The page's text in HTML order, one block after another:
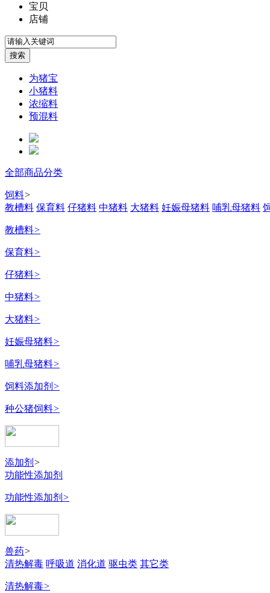
宝贝
店铺
为猪宝
小猪料
浓缩料
预混料
全部商品分类
饲料>
教槽料 保育料 仔猪料 中猪料 大猪料 妊娠母猪料 哺乳母猪料
教槽料>
保育料>
仔猪料>
中猪料>
大猪料>
妊娠母猪料>
哺乳母猪料>
饲料添加剂 >
种公猪饲料>
添加剂 >
功能性添加剂
功能性添加剂 >
兽药>
清热解毒 呼吸道 消化道 驱虫类 其它类
清热解毒>